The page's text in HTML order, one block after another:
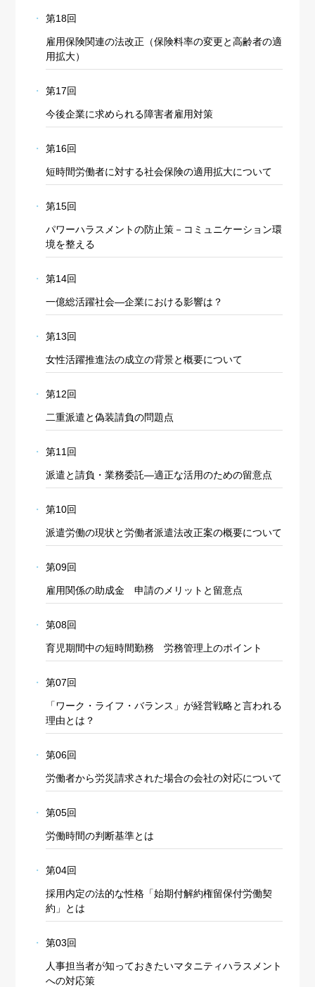
第18回
雇用保険関連の法改正（保険料率の変更と高齢者の適
用拡大）
第17回
今後企業に求められる障害者雇用対策
第16回
短時間労働者に対する社会保険の適用拡大について
第15回
パワーハラスメントの防止策－コミュニケーション環
境を整える
第14回
一億総活躍社会―企業における影響は？
第13回
女性活躍推進法の成立の背景と概要について
第12回
二重派遣と偽装請負の問題点
第11回
派遣と請負・業務委託―適正な活用のための留意点
第10回
派遣労働の現状と労働者派遣法改正案の概要について
第09回
雇用関係の助成金 申請のメリットと留意点
第08回
育児期間中の短時間勤務 労務管理上のポイント
第07回
「ワーク・ライフ・バランス」が経営戦略と言われる
理由とは？
第06回
労働者から労災請求された場合の会社の対応について
第05回
労働時間の判断基準とは
第04回
採用内定の法的な性格「始期付解約権留保付労働契
約」とは
第03回
人事担当者が知っておきたいマタニティハラスメント
への対応策